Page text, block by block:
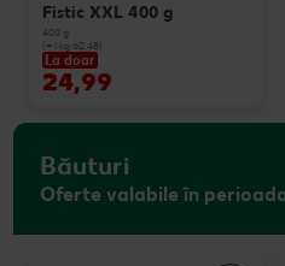
Fistic XXL 400 g
400 g
(=1 kg 62.48)
La doar
24,99
Băuturi
Oferte valabile în